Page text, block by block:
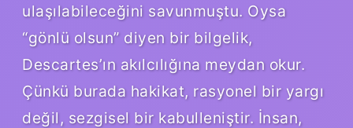
ulaşılabileceğini savunmuştu. Oysa
“gönlü olsun” diyen bir bilgelik,
Descartes’ın akılcılığına meydan okur.
Çünkü burada hakikat, rasyonel bir yargı
değil, sezgisel bir kabulleniştir. İnsan,